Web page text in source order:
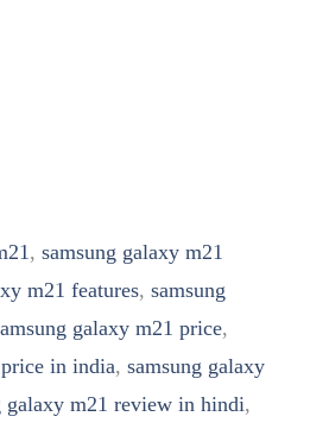
, samsung galaxy m21
m21 features, samsung
galaxy m21 price,
in india, samsung galaxy
galaxy m21 review in hindi,